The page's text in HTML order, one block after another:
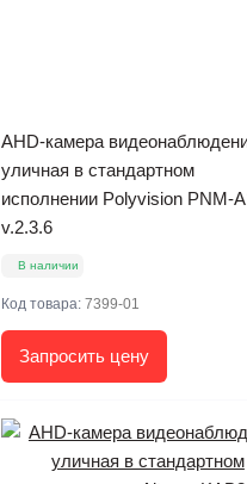
AHD-камера
уличная в стандартном
исполнении Polyvision PNM-
v.2.3.6
В наличии
Код товара: 7399-01
Запросить цену